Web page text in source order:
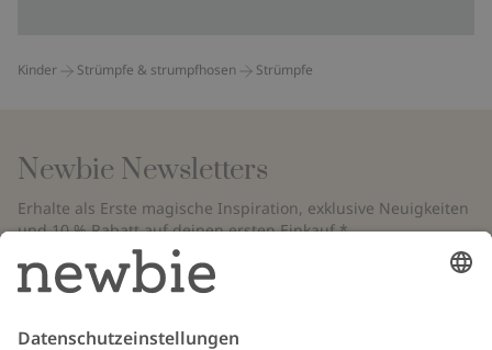
Kinder Strümpfe & strumpfhosen Strümpfe
Newbie Newsletters
Erhalte als Erste magische Inspiration, exklusive Neuigkeiten
und 10 % Rabatt auf deinen ersten Einkauf.*
*Gilt nur für deine erste Bestellung und ist nicht mit anderen Rabatten
oder Angeboten kombinierbar. Gilt nicht für limitierte Artikel. Bitte
überprüfe deinen Spam-Ordner. Lies unsere